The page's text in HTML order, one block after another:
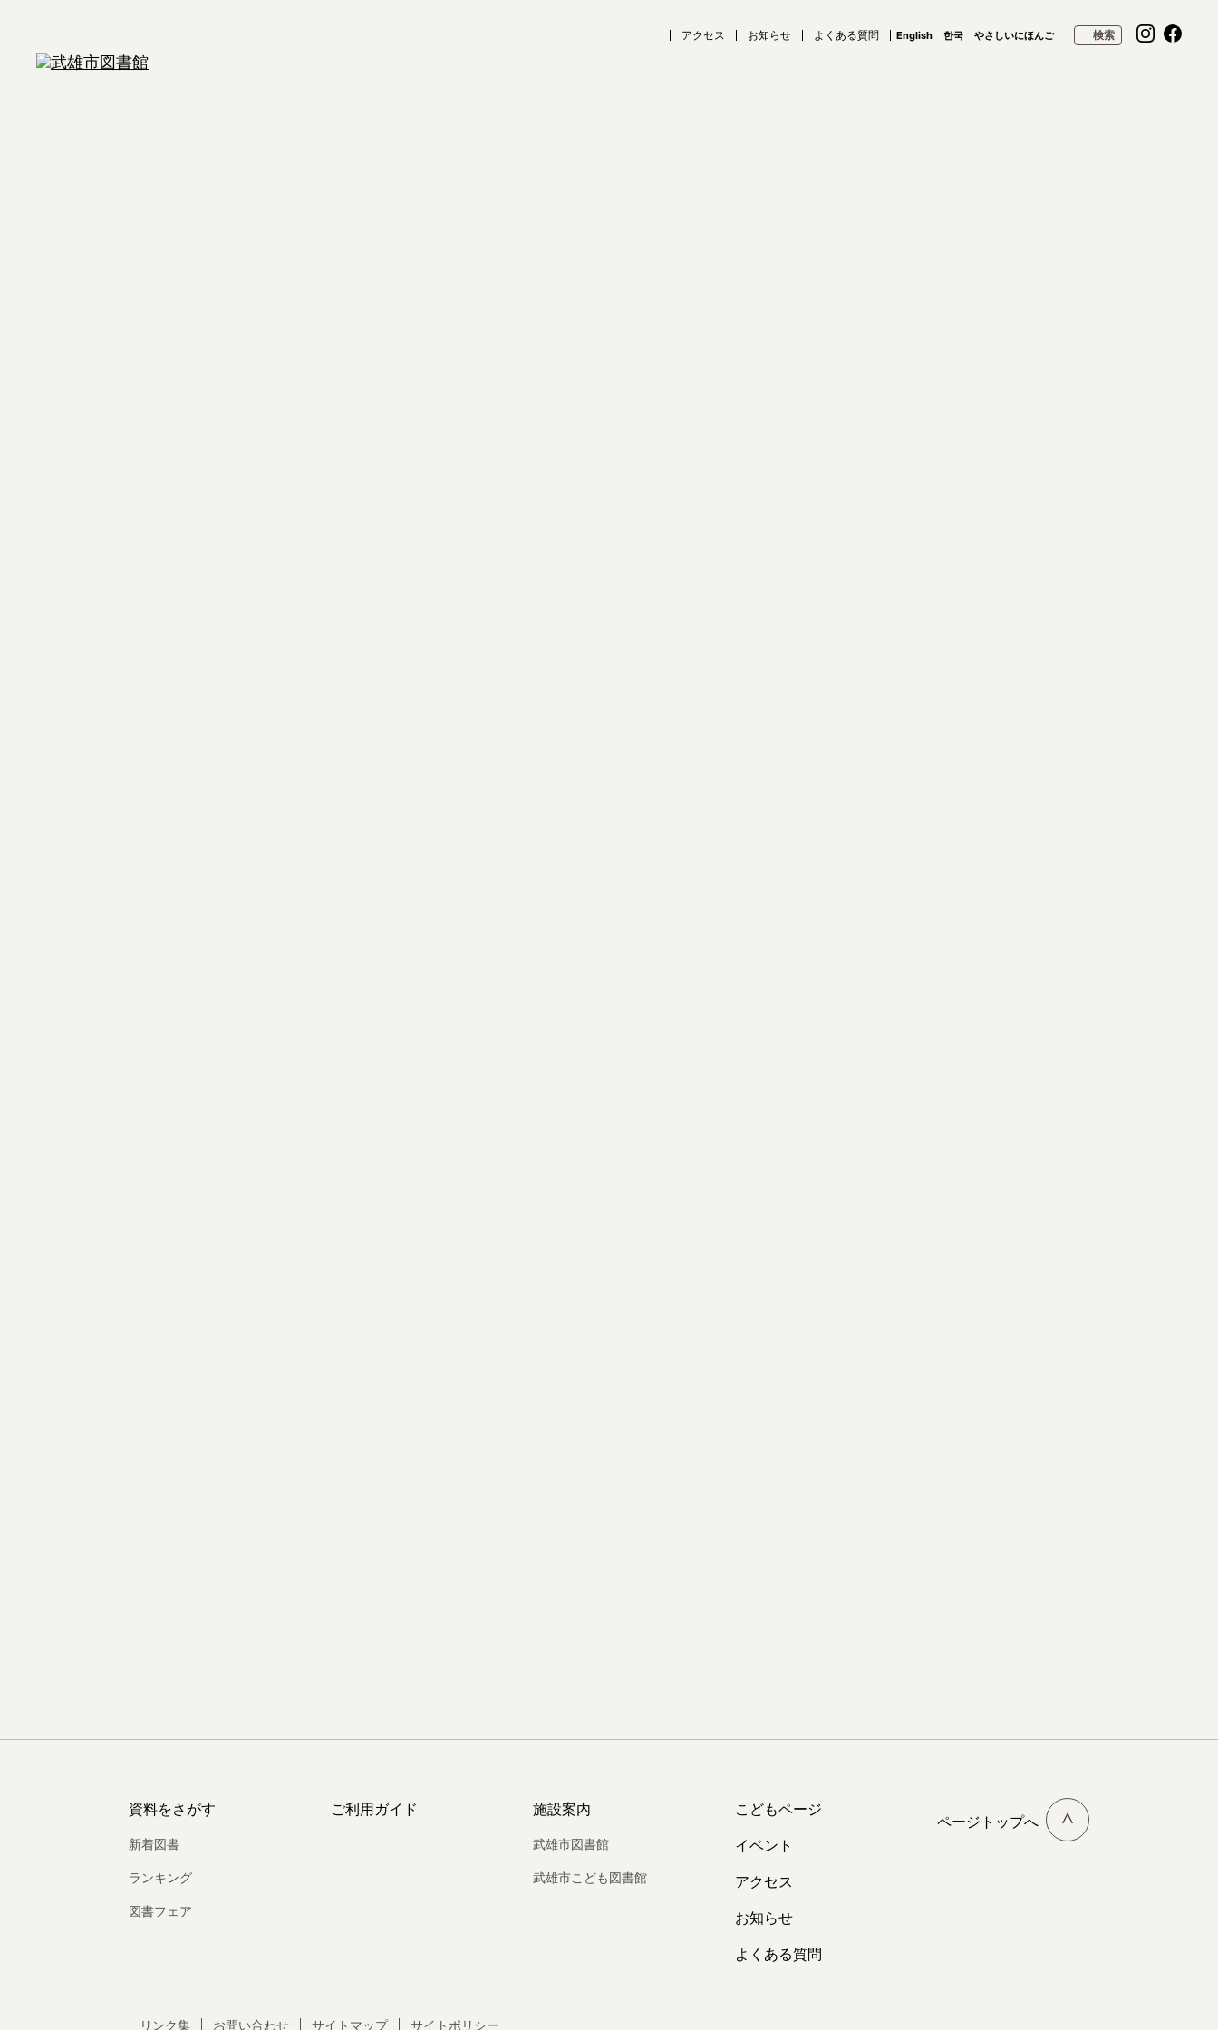
アクセス お知らせ よくある質問 English 한국 やさしいにほんご 検索
資料をさがす
新着図書
ランキング
図書フェア
ご利用ガイド 施設案内
武雄市図書館
武雄市こども図書館
こどもページ
イベント
アクセス
お知らせ
よくある質問
ページトップへ
リンク集 お問い合わせ サイトマップ サイトポリシー